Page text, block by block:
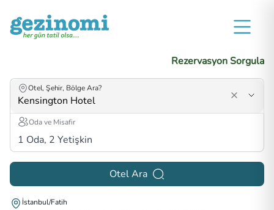
Rezervasyon Sorgula
Otel, Şehir, Bölge Ara?
Oda ve Misafir
1 Oda, 2 Yetişkin
Otel Ara
İstanbul/Fatih